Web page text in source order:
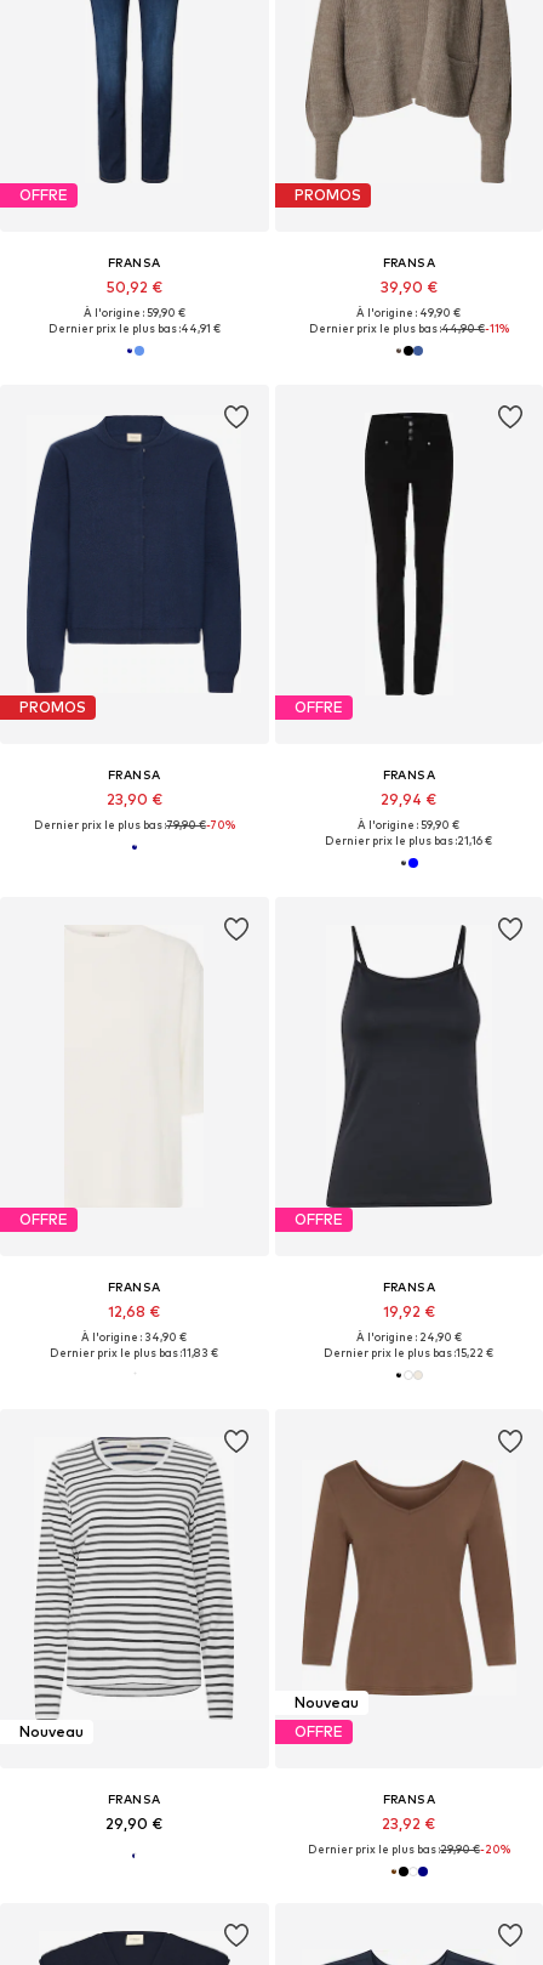
OFFRE
FRANSA
50,92 €
À l'origine : 59,90 €
Dernier prix le plus bas :44,91 €
PROMOS
FRANSA
39,90 €
À l'origine : 49,90 €
Dernier prix le plus bas :44,90 €-11%
PROMOS
FRANSA
23,90 €
Dernier prix le plus bas :79,90 €-70%
OFFRE
FRANSA
29,94 €
À l'origine : 59,90 €
Dernier prix le plus bas :21,16 €
OFFRE
FRANSA
12,68 €
À l'origine : 34,90 €
Dernier prix le plus bas :11,83 €
OFFRE
FRANSA
19,92 €
À l'origine : 24,90 €
Dernier prix le plus bas :15,22 €
Nouveau
FRANSA
29,90 €
Nouveau
OFFRE
FRANSA
23,92 €
Dernier prix le plus bas :29,90 €-20%